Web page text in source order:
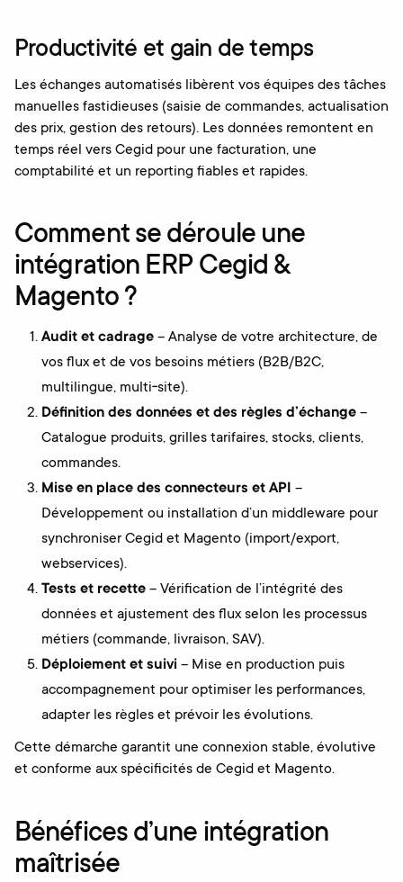
Productivité et gain de temps
Les échanges automatisés libèrent vos équipes des tâches
manuelles fastidieuses (saisie de commandes, actualisation
des prix, gestion des retours). Les données remontent en
temps réel vers Cegid pour une facturation, une
comptabilité et un reporting fiables et rapides.
Comment se déroule une
intégration ERP Cegid &
Magento ?
Audit et cadrage – Analyse de votre architecture, de
vos flux et de vos besoins métiers (B2B/B2C,
multilingue, multi‑site).
Définition des données et des règles d’échange –
Catalogue produits, grilles tarifaires, stocks, clients,
commandes.
Mise en place des connecteurs et API –
Développement ou installation d’un middleware pour
synchroniser Cegid et Magento (import/export,
webservices).
Tests et recette – Vérification de l’intégrité des
données et ajustement des flux selon les processus
métiers (commande, livraison, SAV).
Déploiement et suivi – Mise en production puis
accompagnement pour optimiser les performances,
adapter les règles et prévoir les évolutions.
Cette démarche garantit une connexion stable, évolutive
et conforme aux spécificités de Cegid et Magento.
Bénéfices d’une intégration
maîtrisée